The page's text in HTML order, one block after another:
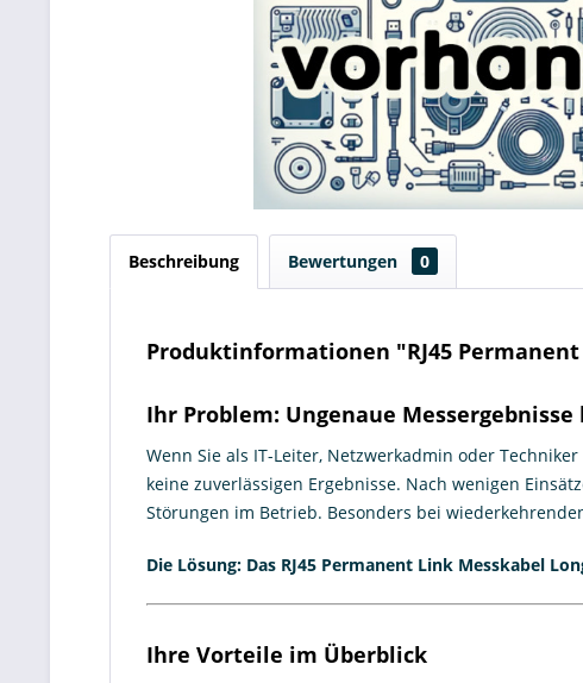
Beschreibung Bewertungen 0
Produktinformationen "RJ45
Ihr Problem: Ungenaue
Wenn Sie als IT-Leiter, Netzwerkadmin oder
keine zuverlässigen Ergebnisse. Nach wenigen
Störungen im Betrieb. Besonders bei
Die Lösung: Das RJ45 Permanent Link Messkabel
Ihre Vorteile im Überblick